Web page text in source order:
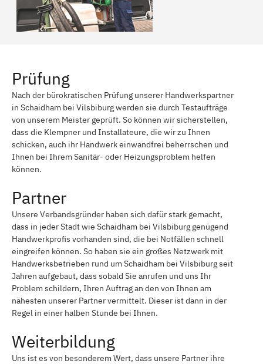
Prüfung
Nach der bürokratischen Prüfung unserer Handwerkspartner
in Schaidham bei Vilsbiburg werden sie durch Testaufträge
von unserem Meister geprüft. So können wir sicherstellen,
dass die Klempner und Installateure, die wir zu Ihnen
schicken, auch ihr Handwerk einwandfrei beherrschen und
Ihnen bei Ihrem Sanitär- oder Heizungsproblem helfen
können.
Partner
Unsere Verbandsgründer haben sich dafür stark gemacht,
dass in jeder Stadt wie Schaidham bei Vilsbiburg genügend
Handwerkprofis vorhanden sind, die bei Notfällen schnell
eingreifen können. So haben sie ein großes Netzwerk mit
Handwerksbetrieben rund um Schaidham bei Vilsbiburg seit
Jahren aufgebaut, dass sobald Sie anrufen und uns Ihr
Problem schildern, Ihren Auftrag an den von Ihnen am
nähesten unserer Partner vermittelt. Dieser ist dann in der
Regel in einer halben Stunde bei Ihnen.
Weiterbildung
Uns ist es von besonderem Wert, dass unsere Partner ihre